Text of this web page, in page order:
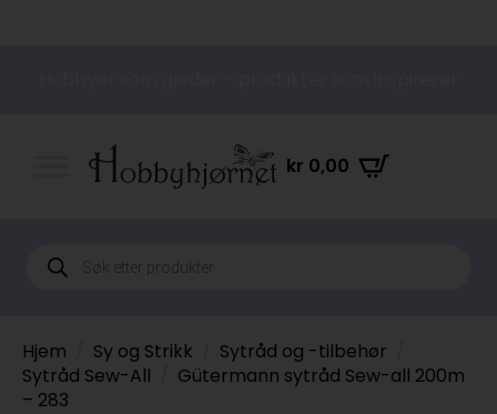
kr 0,00
Products
search
Hjem Sy og Strikk
Sytråd og -tilbehør
Sytråd Sew-All
Gütermann sytråd Sew-all 200m
– 283